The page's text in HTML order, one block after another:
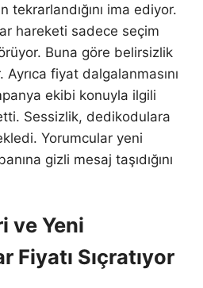
ima ediyor.
hareketi sadece seçim
Buna göre belirsizlik
fiyat dalgalanmasını
ekibi konuyla ilgili
Sessizlik, dedikodulara
Yorumcular yeni
gizli mesaj taşıdığını
ve Yeni
Fiyatı Sıçratıyor